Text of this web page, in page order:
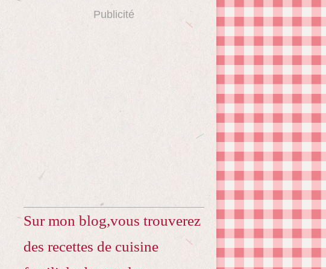
Publicité
Sur mon blog,vous trouverez
des recettes de cuisine